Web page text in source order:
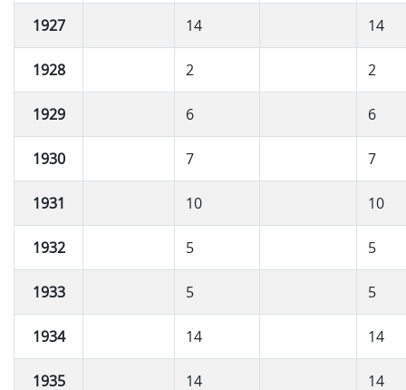
1927 14 14
1928 2 2
1929 6 6
1930 7 7
1931 10 10
1932 5 5
1933 5 5
1934 14 14
1935 14 14